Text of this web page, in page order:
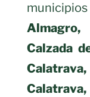
Calzada